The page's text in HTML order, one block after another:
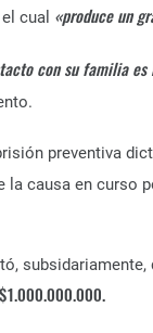
cual «produce un
con su familia
preventiva
la causa en curso
$1.000.000.000.